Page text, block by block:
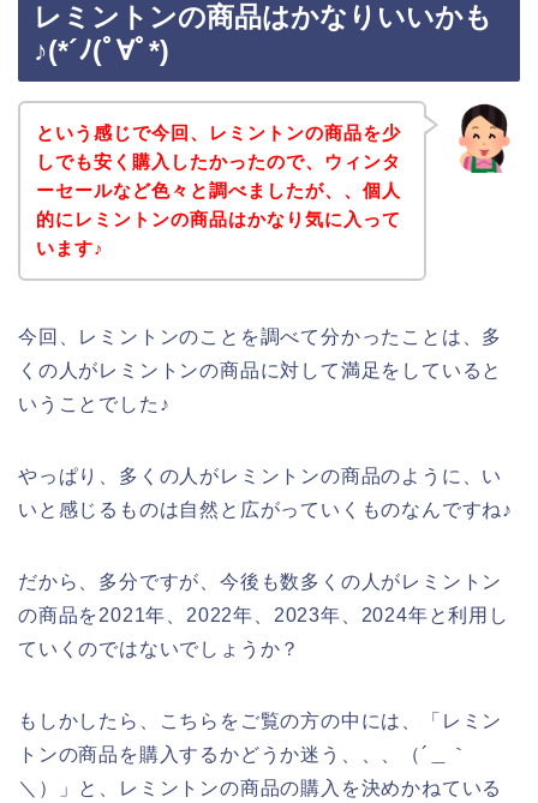
レミントンの商品はかなりいいかも
♪(*´ﾉ(ﾟ∀ﾟ*)
という感じで今回、レミントンの商品を少
しでも安く購入したかったので、ウィンタ
ーセールなど色々と調べましたが、、個人
的にレミントンの商品はかなり気に入って
います♪
今回、レミントンのことを調べて分かったことは、多
くの人がレミントンの商品に対して満足をしていると
いうことでした♪
やっぱり、多くの人がレミントンの商品のように、い
いと感じるものは自然と広がっていくものなんですね♪
だから、多分ですが、今後も数多くの人がレミントン
の商品を2021年、2022年、2023年、2024年と利用し
ていくのではないでしょうか？
もしかしたら、こちらをご覧の方の中には、「レミン
トンの商品を購入するかどうか迷う、、、（´＿｀
＼）」と、レミントンの商品の購入を決めかねている